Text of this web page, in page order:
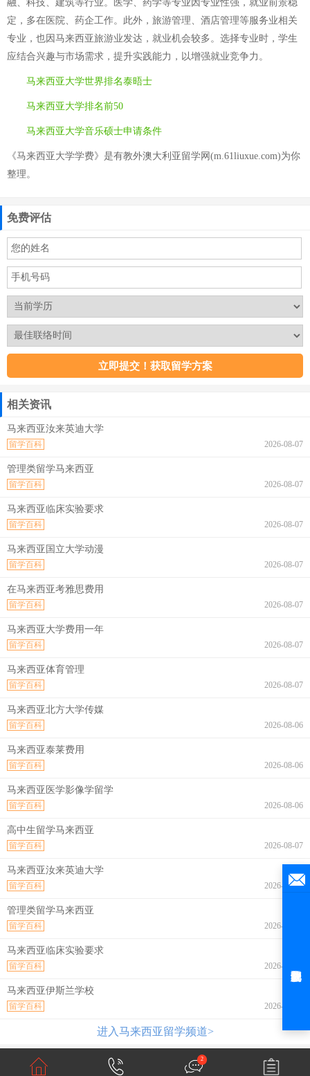
融、科技、建筑等行业。医学、药学等专业因专业性强，就业前景稳
定，多在医院、药企工作。此外，旅游管理、酒店管理等服务业相关
专业，也因马来西亚旅游业发达，就业机会较多。选择专业时，学生
应结合兴趣与市场需求，提升实践能力，以增强就业竞争力。
马来西亚大学世界排名泰晤士
马来西亚大学排名前50
马来西亚大学音乐硕士申请条件
《马来西亚大学学费》是有教外澳大利亚留学网(m.61liuxue.com)为你
整理。
免费评估
相关资讯
马来西亚汝来英迪大学
2026-08-07
留学百科
管理类留学马来西亚
2026-08-07
留学百科
马来西亚临床实验要求
2026-08-07
留学百科
马来西亚国立大学动漫
2026-08-07
留学百科
在马来西亚考雅思费用
2026-08-07
留学百科
马来西亚大学费用一年
2026-08-07
留学百科
马来西亚体育管理
2026-08-07
留学百科
马来西亚北方大学传媒
2026-08-06
留学百科
马来西亚泰莱费用
2026-08-06
留学百科
马来西亚医学影像学留学
2026-08-06
留学百科
高中生留学马来西亚
2026-08-07
留学百科
马来西亚汝来英迪大学
2026-08-07
留学百科
管理类留学马来西亚
2026-08-07
留学百科
马来西亚临床实验要求
2026-08-07
留学百科
马来西亚伊斯兰学校
2026-08-07
留学百科
进入马来西亚留学频道>
2